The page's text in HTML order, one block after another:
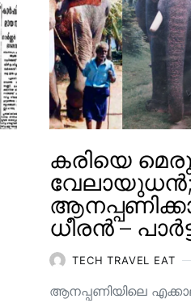
കരിയെ
ധീരൻ –
TECH TRAVEL EAT
ആനപ്പണിയിലെ